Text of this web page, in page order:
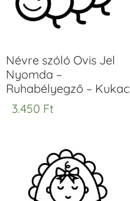
Névre szóló Ovis Jel
Nyomda –
Ruhabélyegző – Kukac
3.450 Ft